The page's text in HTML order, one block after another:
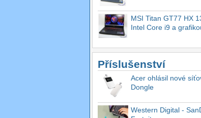
MSI Titan GT77 HX
Intel Core i9 a
Příslušenství
Acer ohlásil nové
Dongle
Western Digital -